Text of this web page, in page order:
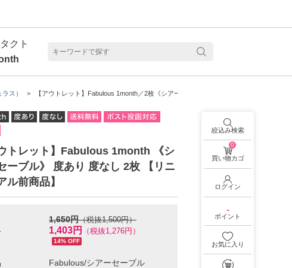
ス） 【アウトレット】Fabulous 1month／2枚《シアーセーブル》
ウトレット】Fabulous 1month 《シ
ーブル》 度あり 度なし 2枚 【リニ
ル前商品】
1,650円（税抜1,500円）
1,403円 （税抜1,276円）
14% OFF
クト
絞込み検索
0
買い物カゴ
ログイン
-
ポイント
お気に入り
を見る
乱視用カラコン 1day商品一覧を見る
カラコン・サークルレンズ 2week商品一覧を見る
カラコン・サークルレンズ 1month商品一覧を見る
を見る 乱視用カラコン 1day商品一覧を見る
クリアコンタクトレンズ 2week 商品一覧を見る
乱視用カラコン 1day商品一覧を見る
乱視用カラコン 1month商品一覧を見る